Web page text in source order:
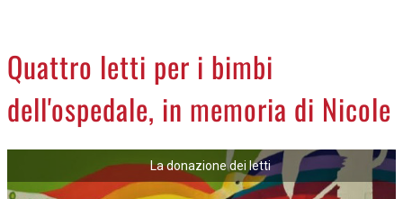
LA PIAZZA
ANIMALI
ACCEDI
Quattro letti per i bimbi
dell'ospedale, in memoria di Nicole
La donazione dei letti